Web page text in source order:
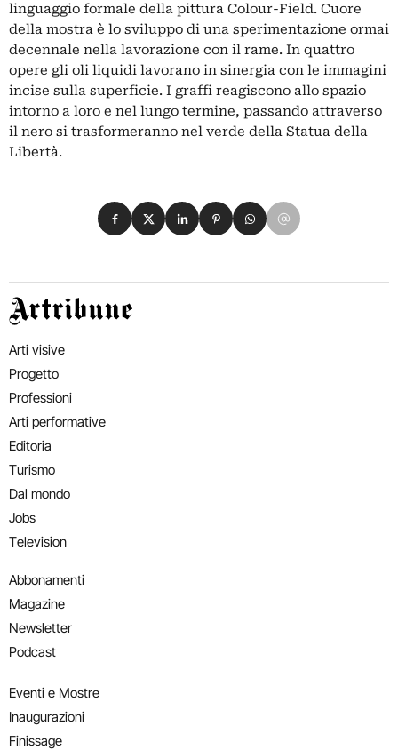
linguaggio formale della pittura Colour-Field. Cuore
della mostra è lo sviluppo di una sperimentazione ormai
decennale nella lavorazione con il rame. In quattro
opere gli oli liquidi lavorano in sinergia con le immagini
incise sulla superficie. I graffi reagiscono allo spazio
intorno a loro e nel lungo termine, passando attraverso
il nero si trasformeranno nel verde della Statua della
Libertà.
Condividi su Facebook
Condividi su X
Condividi su LinkedIn
Condividi su Pinterest
Condividi su WhatsApp
Condividi su Email
Artribune
Arti visive
Progetto
Professioni
Arti performative
Editoria
Turismo
Dal mondo
Jobs
Television
Abbonamenti
Magazine
Newsletter
Podcast
Eventi e Mostre
Inaugurazioni
Finissage